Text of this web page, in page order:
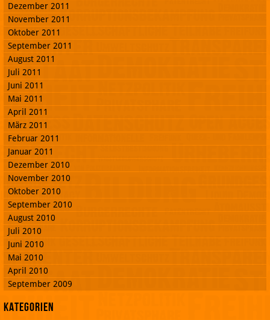
Dezember 2011
November 2011
Oktober 2011
September 2011
August 2011
Juli 2011
Juni 2011
Mai 2011
April 2011
März 2011
Februar 2011
Januar 2011
Dezember 2010
November 2010
Oktober 2010
September 2010
August 2010
Juli 2010
Juni 2010
Mai 2010
April 2010
September 2009
Kategorien